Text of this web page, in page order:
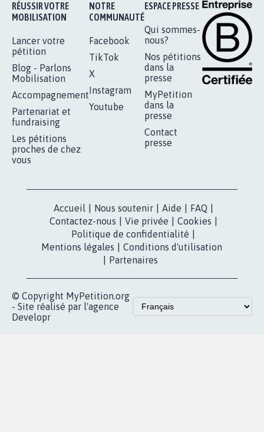
RÉUSSIR VOTRE
MOBILISATION
Lancer votre
pétition
Blog - Parlons
Mobilisation
Accompagnement
Partenariat et
fundraising
Les pétitions
proches de chez
vous
NOTRE
COMMUNAUTÉ
Facebook
TikTok
X
Instagram
Youtube
ESPACE PRESSE
Qui sommes-
nous?
Nos pétitions
dans la
presse
MyPetition
dans la
presse
Contact
presse
Accueil Nous soutenir Aide FAQ
Contactez-nous
Vie privée Cookies
Politique de confidentialité
Mentions légales
Conditions d'utilisation
Partenaires
© Copyright MyPetition.org
- Site réalisé par l'agence
Developr